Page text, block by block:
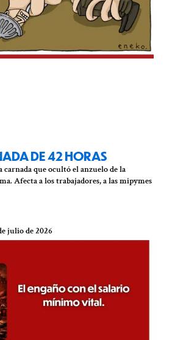
DE 42 HORAS
que ocultó el anzuelo de la
Afecta a los trabajadores, a las mipymes
julio de 2026